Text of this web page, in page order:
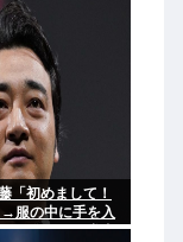
れないのか？
「初めまして！
服の中に手を入
る。 これ異常者